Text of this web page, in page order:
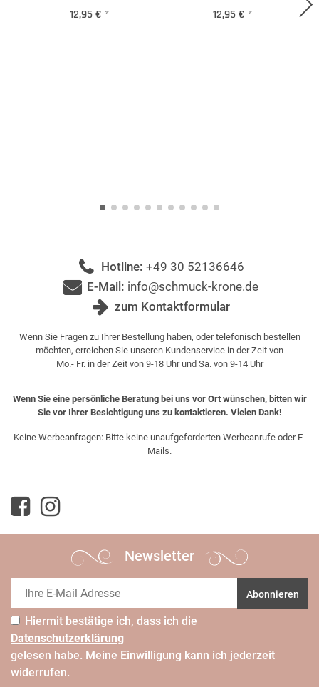
12,95 € * 12,95 € *
Hotline: +49 30 52136646
E-Mail: info@schmuck-krone.de
zum Kontaktformular
Wenn Sie Fragen zu Ihrer Bestellung haben, oder telefonisch bestellen
möchten, erreichen Sie unseren Kundenservice in der Zeit von
Mo.- Fr. in der Zeit von 9-18 Uhr und Sa. von 9-14 Uhr
Wenn Sie eine persönliche Beratung bei uns vor Ort wünschen, bitten wir
Sie vor Ihrer Besichtigung uns zu kontaktieren. Vielen Dank!
Keine Werbeanfragen: Bitte keine unaufgeforderten Werbeanrufe oder E-
Mails.
Newsletter
Abonnieren
Hiermit bestätige ich, dass ich die
Daten­schutz­erklärung
gelesen habe. Meine Einwilligung kann ich jederzeit
widerrufen.